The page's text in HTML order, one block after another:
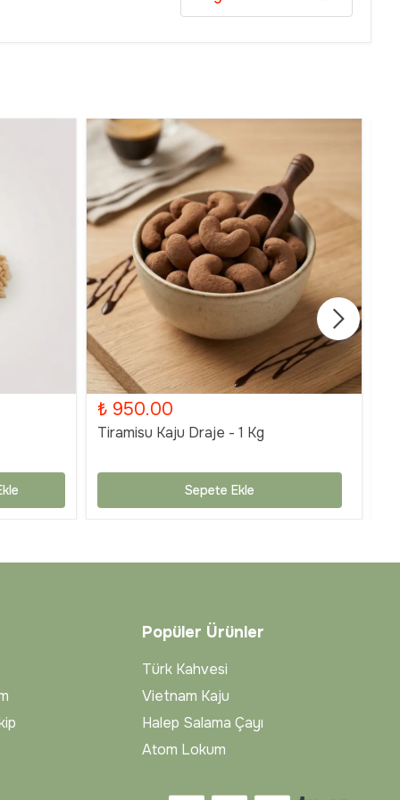
₺ 950.00
Tiramisu Kaju Draje - 1 Kg
Sepete Ekle
Popüler Ürünler
Türk Kahvesi
Vietnam Kaju
Halep Salama Çayı
Atom Lokum